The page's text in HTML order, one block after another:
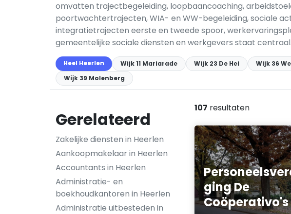
omvatten trajectbegeleiding, loopbaancoaching,
poortwachtertrajecten, WIA- en WW-begeleiding, sociale
integratietrajecten eerste en tweede spoor,
gemeentelijke sociale diensten en werkgevers staat centraal.
Heel Heerlen Wijk 11 Mariarade Wijk 23 De Hei Wijk 36
Wijk 39 Molenberg
Gerelateerd
Zakelijke diensten in Heerlen
Aankoopmakelaar in Heerlen
Accountants in Heerlen
Administratie- en
boekhoudkantoren in Heerlen
Administratie uitbesteden in
107 resultaten
ging De
Coöperativo's